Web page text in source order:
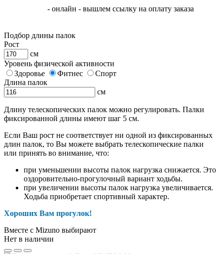
- онлайн - вышлем ссылку на оплату заказа
Подбор длины палок
Рост
см
Уровень физической активности
Здоровье
Фитнес
Спорт
Длина палок
см
Длину телескопических палок можно регулировать. Палки
фиксированной длины имеют шаг 5 см.
Если Ваш рост не соответствует ни одной из фиксированных
длин палок, то Вы можете выбрать телескопические палки
или принять во внимание, что:
при уменьшении высоты палок нагрузка снижается. Это
оздоровительно-прогулочный вариант ходьбы.
при увеличении высоты палок нагрузка увеличивается.
Ходьба приобретает спортивный характер.
Хороших Вам прогулок!
Вместе с Mizuno выбирают
Нет в наличии